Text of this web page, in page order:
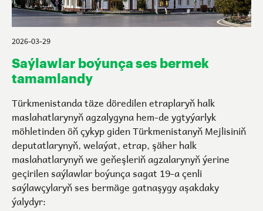
2026-03-29
Saýlawlar boýunça ses bermek
tamamlandy
Türkmenistanda täze döredilen etraplaryň halk
maslahatlarynyň agzalygyna hem-de ygtyýarlyk
möhletinden öň çykyp giden Türkmenistanyň Mejlisiniň
deputatlarynyň, welaýat, etrap, şäher halk
maslahatlarynyň we geňeşleriň agzalarynyň ýerine
geçirilen saýlawlar boýunça sagat 19-a çenli
saýlawçylaryň ses bermäge gatnaşygy aşakdaky
ýalydyr: